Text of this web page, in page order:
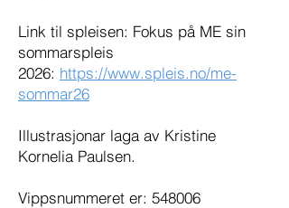
​Link til spleisen: Fokus på ME sin
sommarspleis
2026: https://www.spleis.no/me-
sommar26
Illustrasjonar laga av Kristine
Kornelia Paulsen.
Vippsnummeret er: 548006